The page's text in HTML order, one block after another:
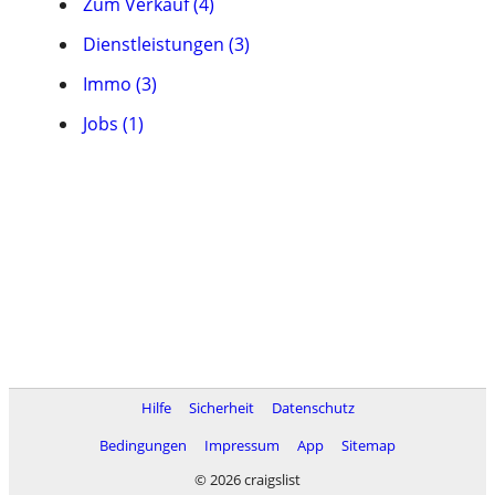
Dienstleistungen (3)
Immo (3)
Jobs (1)
Hilfe Sicherheit
Datenschutz
Bedingungen
Impressum App
Sitemap
© 2026 craigslist